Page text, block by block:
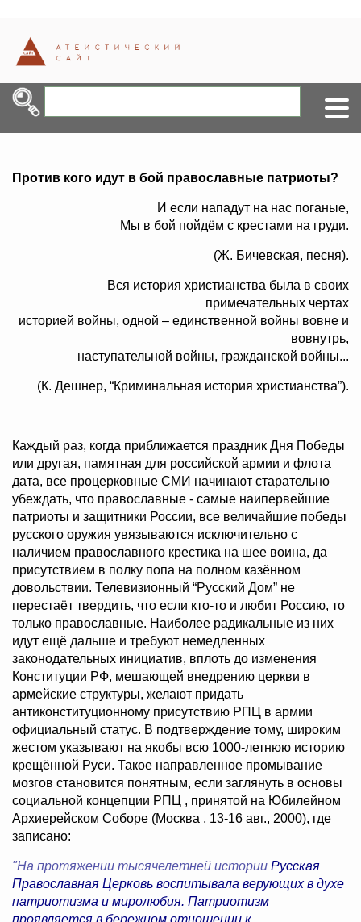
Против кого идут в бой православные патриоты?
И если нападут на нас поганые,
Мы в бой пойдём с крестами на груди.
(Ж. Бичевская, песня).
Вся история христианства была в своих
примечательных чертах
историей войны, одной – единственной войны вовне и
вовнутрь,
наступательной войны, гражданской войны...
(К. Дешнер, “Криминальная история христианства”).
Каждый раз, когда приближается праздник Дня Победы
или другая, памятная для российской армии и флота
дата, все процерковные СМИ начинают старательно
убеждать, что православные - самые наипервейшие
патриоты и защитники России, все величайшие победы
русского оружия увязываются исключительно с
наличием православного крестика на шее воина, да
присутствием в полку попа на полном казённом
довольствии. Телевизионный “Русский Дом” не
перестаёт твердить, что если кто-то и любит Россию, то
только православные. Наиболее радикальные из них
идут ещё дальше и требуют немедленных
законодательных инициатив, вплоть до изменения
Конституции РФ, мешающей внедрению церкви в
армейские структуры, желают придать
антиконституционному присутствию РПЦ в армии
официальный статус. В подтверждение тому, широким
жестом указывают на якобы всю 1000-летнюю историю
крещённой Руси. Такое направленное промывание
мозгов становится понятным, если заглянуть в основы
социальной концепции РПЦ , принятой на Юбилейном
Архиерейском Соборе (Москва , 13-16 авг., 2000), где
записано:
"На протяжении тысячелетней истории Русская
Православная Церковь воспитывала верующих в духе
патриотизма и миролюбия. Патриотизм